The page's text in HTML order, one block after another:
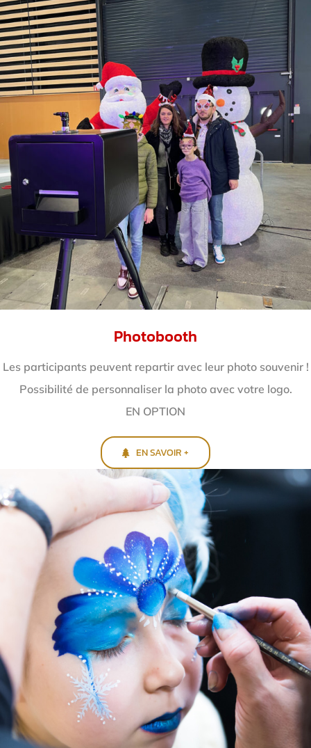
Photobooth
Les participants peuvent repartir avec leur photo souvenir !
Possibilité de personnaliser la photo avec votre logo.
EN OPTION
EN SAVOIR +